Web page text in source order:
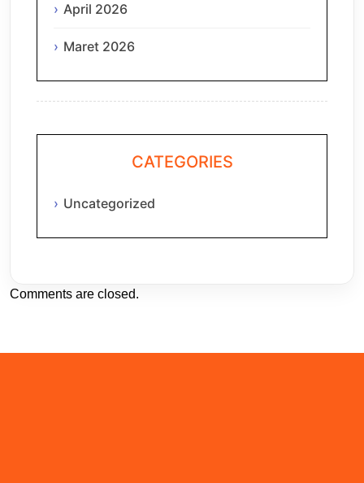
April 2026
Maret 2026
CATEGORIES
Uncategorized
Comments are closed.